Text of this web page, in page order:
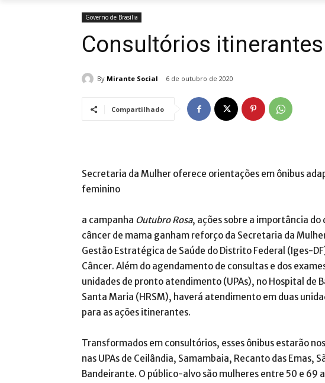
Governo de Brasília
Consultórios itinerantes
By Mirante Social 6 de outubro de 2020
Compartilhado
Secretaria da Mulher oferece orientações em ônibus
feminino
a campanha Outubro Rosa, ações sobre a importância
câncer de mama ganham reforço da Secretaria da
Gestão Estratégica de Saúde do Distrito Federal (Iges-
Câncer. Além do agendamento de consultas e dos
unidades de pronto atendimento (UPAs), no Hospital de
Santa Maria (HRSM), haverá atendimento em duas
para as ações itinerantes.
Transformados em consultórios, esses ônibus estarão
nas UPAs de Ceilândia, Samambaia, Recanto das Emas,
Bandeirante. O público-alvo são mulheres entre 50 e 69